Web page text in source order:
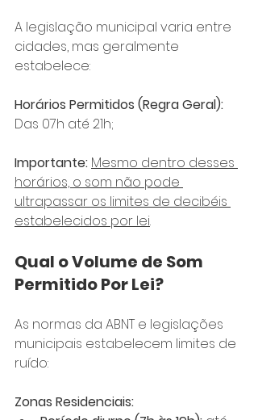
A legislação municipal varia entre
cidades, mas geralmente
estabelece:
Horários Permitidos (Regra Geral):
Das 07h até 21h;
Importante: Mesmo dentro desses
horários, o som não pode
ultrapassar os limites de decibéis
estabelecidos por lei.
Qual o Volume de Som
Permitido Por Lei?
As normas da ABNT e legislações
municipais estabelecem limites de
ruído:
Zonas Residenciais: